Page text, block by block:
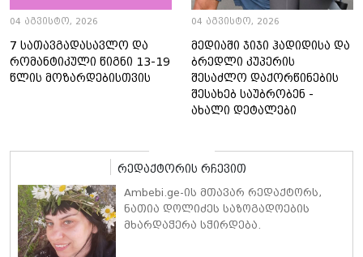
04 აგვისტო, 2026
7 სათავგადასავლო და
რომანტიკული წიგნი 13-19
წლის მოზარდებისთვის
04 აგვისტო, 2026
მედიაში ჯიჯი ჰადიდისა და
ბრედლი კუპერის
შესაძლო დაქორწინების
შესახებ საუბრობენ -
ახალი დეტალები
რედაქტორის რჩევით
Ambebi.ge-ის მთავარ რედაქტორს,
ნათია დოლიძეს საზოგადოების
მხარდაჭერა სჭირდება.